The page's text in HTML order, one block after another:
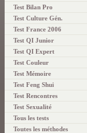
Test Bilan Pro
Test Culture Gén.
Test France 2006
Test QI Junior
Test QI Expert
Test Couleur
Test Mémoire
Test Feng Shui
Test Rencontres
Test Sexualité
Tous les tests
Toutes les méthodes